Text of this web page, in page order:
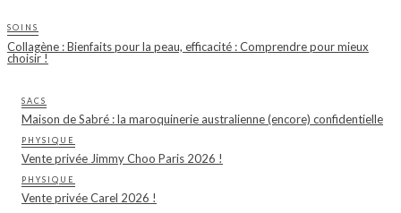
SOINS
Collagène : Bienfaits pour la peau, efficacité : Comprendre pour mieux
choisir !
SACS
Maison de Sabré : la maroquinerie australienne (encore) confidentielle
PHYSIQUE
Vente privée Jimmy Choo Paris 2026 !
PHYSIQUE
Vente privée Carel 2026 !